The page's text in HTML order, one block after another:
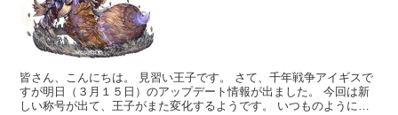
皆さん、こんにちは。 見習い王子です。 さて、千年戦争アイギスで
すが明日（３月１５日）のアップデート情報が出ました。 今回は新
しい称号が出て、王子がまた変化するようです。 いつものように情